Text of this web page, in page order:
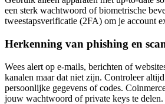
een sterk wachtwoord of biometrische
tweestapsverificatie (2FA) om je account
Herkenning van phishing en
Wees alert op e-mails, berichten of
kanalen maar dat niet zijn. Controleer
persoonlijke gegevens of codes.
jouw wachtwoord of private keys te delen.